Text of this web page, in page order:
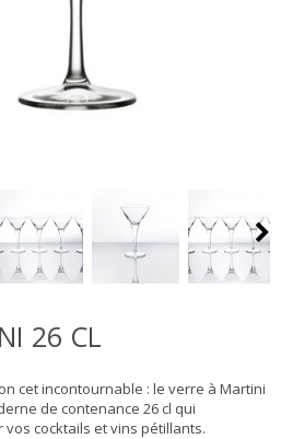
26 CL
cet incontournable : le verre à Martini
de contenance 26 cl qui
cocktails et vins pétillants.